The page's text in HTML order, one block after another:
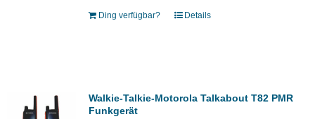
Ding verfügbar? Details
Walkie-Talkie-Motorola Talkabout T82 PMR
Funkgerät